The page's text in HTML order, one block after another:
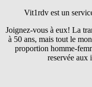
Vit1rdv est un
Joignez-vous à eux! La
à 50 ans, mais tout le
proportion homme-
reservée aux